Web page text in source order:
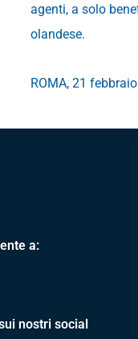
agenti, a solo
olandese.
ROMA, 21
a:
nostri social